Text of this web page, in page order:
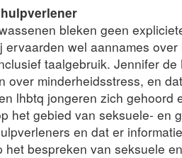
bleken geen
ervaarden wel aannames
taalgebruik. Jennifer
over minderheidsstress, en
lhbtq jongeren zich gehoord
het gebied van seksuele- en
en dat er
het bespreken van seksuele